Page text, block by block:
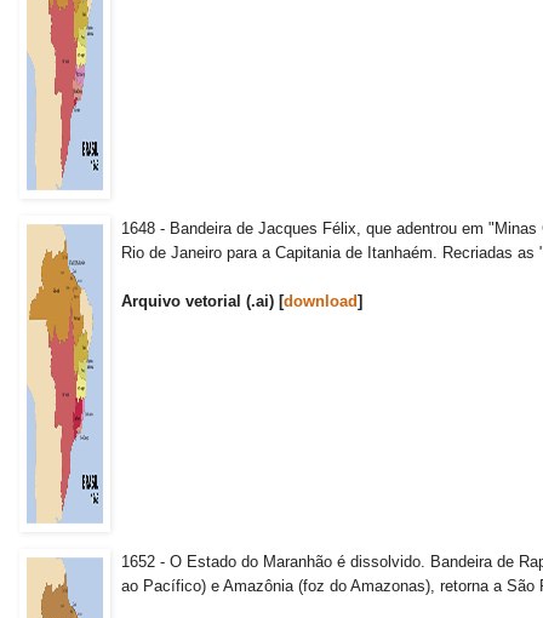
1648 - Bandeira de Jacques Félix, que adentrou em
Rio de Janeiro para a Capitania de Itanhaém. Recriadas
Arquivo vetorial (.ai) [download]
1652 - O Estado do Maranhão é dissolvido. Bandeira de
ao Pacífico) e Amazônia (foz do Amazonas), retorna a